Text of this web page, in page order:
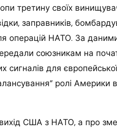
третину своїх
заправників,
операцій НАТО. За
союзникам на
сигналів для
ролі Америки
США з НАТО, а про